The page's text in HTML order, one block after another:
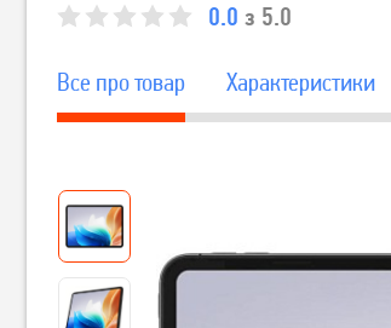
0.0 з 5.0
Все про товар Характеристики